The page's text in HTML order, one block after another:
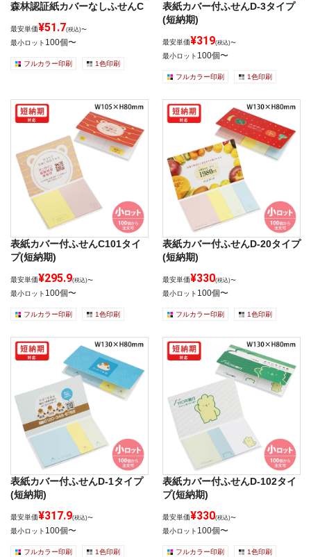
森林認証紙カバーなしふせんC
最安単価¥51.7(税込)〜
最小ロット 100個〜
フルカラー印刷 1色印刷
表紙カバー付ふせんD-3タイプ
(短納期)
最安単価¥319(税込)〜
最小ロット 100個〜
フルカラー印刷 1色印刷
表紙カバー付ふせんC101タイ
プ(短納期)
最安単価¥295.9(税込)〜
最小ロット 100個〜
フルカラー印刷 1色印刷
表紙カバー付ふせんD-20タイプ
(短納期)
最安単価¥330(税込)〜
最小ロット 100個〜
フルカラー印刷 1色印刷
表紙カバー付ふせんD-1タイプ
(短納期)
最安単価¥317.9(税込)〜
最小ロット 100個〜
フルカラー印刷 1色印刷
表紙カバー付ふせんD-102タイ
プ(短納期)
最安単価¥330(税込)〜
最小ロット 100個〜
フルカラー印刷 1色印刷